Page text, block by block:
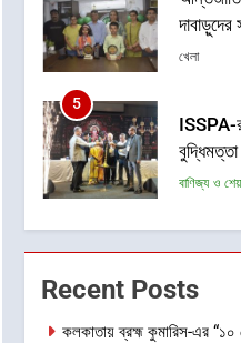
বারুয়া
5
ISSPA-
শক্তিতে
জ্যোতি
স্বাস্থ্য
Recent Posts
কলকাতায় ব্রহ্ম কুমারিস-এর “১০